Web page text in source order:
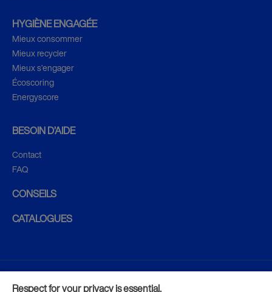
HYGIÈNE ENGAGÉE
Mieux consommer
Mieux recycler
Mieux s’engager
Écoscoring
Energyscore
BESOIN D’AIDE
Contact
FAQ
CONSEILS
CATALOGUES
CGV
Respect for your privacy is essential.